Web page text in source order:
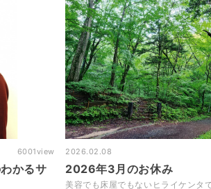
6001view
かるサ
2026.02.08
2026年3月のお休み
美容でも床屋でもないヒライケン